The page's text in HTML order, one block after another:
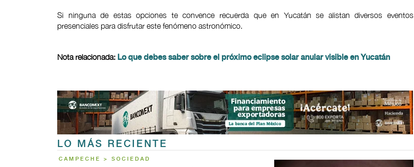
Si ninguna de estas opciones te convence recuerda que en Yucatán se alistan diversos eventos
presenciales para disfrutar este fenómeno astronómico.
Nota relacionada: Lo que debes saber sobre el próximo eclipse solar anular visible en Yucatán
LO MÁS RECIENTE
CAMPECHE > SOCIEDAD